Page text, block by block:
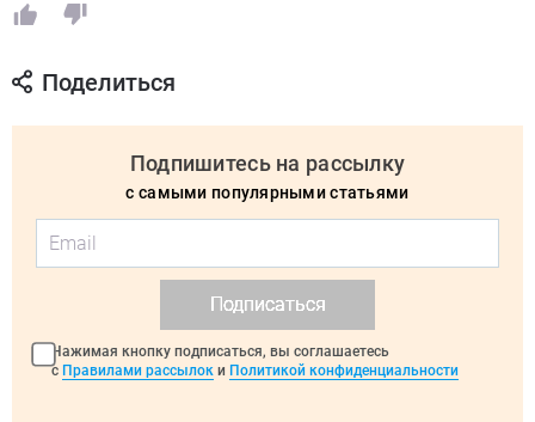
Поделиться
Подпишитесь на рассылку
с самыми популярными статьями
Подписаться
Нажимая кнопку подписаться, вы соглашаетесь
с Правилами рассылок и Политикой конфиденциальности